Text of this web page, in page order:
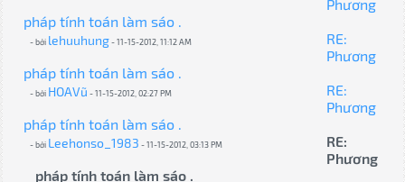
Phương
pháp tính toán làm sáo .
- bởi lehuuhung- 11-15-2012, 11:12 AM
RE:
Phương
pháp tính toán làm sáo .
- bởi HOAVũ - 11-15-2012, 02:27 PM
RE:
Phương
pháp tính toán làm sáo .
- bởi Leehonso_1983 - 11-15-2012, 03:13 PM
RE:
Phương
pháp tính toán làm sáo .